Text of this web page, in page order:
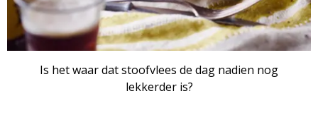
Is het waar dat stoofvlees de dag nadien nog
lekkerder is?